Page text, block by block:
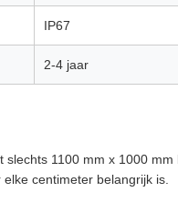
IP67
2-4 jaar
slechts 1100 mm x 1000
centimeter belangrijk is.